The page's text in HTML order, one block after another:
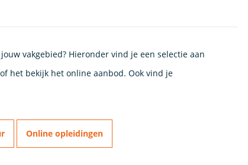
vakgebied? Hieronder vind je een selectie aan
het bekijk het online aanbod. Ook vind je
Online opleidingen